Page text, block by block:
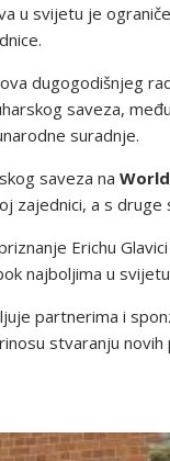
u svijetu je
dugogodišnjeg
saveza,
suradnje.
saveza na
zajednici, a s
Erichu
najboljima u
partnerima i
stvaranju novih